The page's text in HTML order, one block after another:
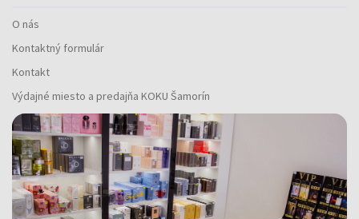
O nás
Kontaktný formulár
Kontakt
Výdajné miesto a predajňa KOKU Šamorín